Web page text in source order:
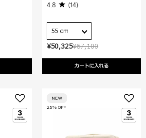
¥67,100
¥50,325
カートに入れる
4.8 (14)
55 cm
25% OFF
NEW